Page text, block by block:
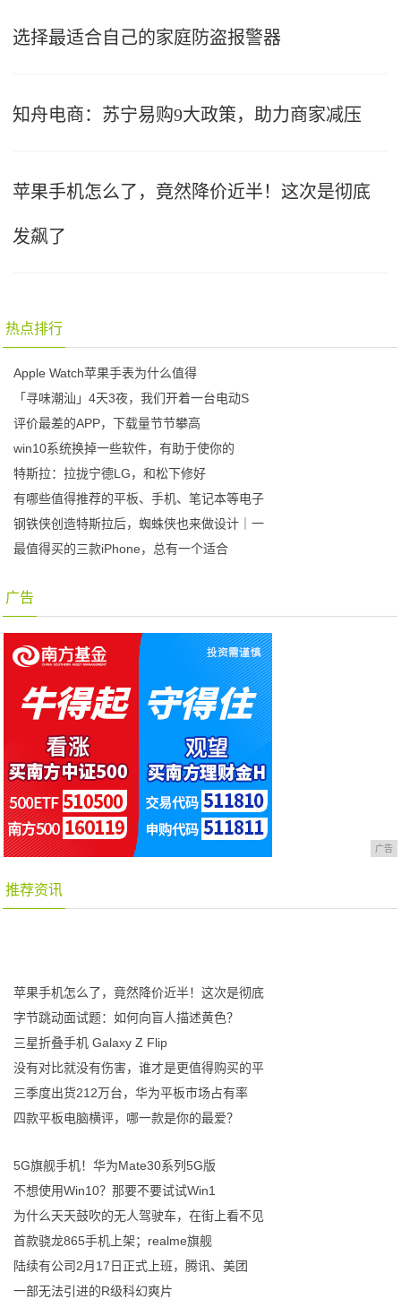
选择最适合自己的家庭防盗报警器
知舟电商：苏宁易购9大政策，助力商家减压
苹果手机怎么了，竟然降价近半！这次是彻底
发飙了
热点排行
Apple Watch苹果手表为什么值得
「寻味潮汕」4天3夜，我们开着一台电动S
评价最差的APP，下载量节节攀高
win10系统换掉一些软件，有助于使你的
特斯拉：拉拢宁德LG，和松下修好
有哪些值得推荐的平板、手机、笔记本等电子
钢铁侠创造特斯拉后，蜘蛛侠也来做设计｜一
最值得买的三款iPhone，总有一个适合
广告
广告
推荐资讯
苹果手机怎么了，竟然降价近半！这次是彻底
字节跳动面试题：如何向盲人描述黄色？
三星折叠手机 Galaxy Z Flip
没有对比就没有伤害，谁才是更值得购买的平
三季度出货212万台，华为平板市场占有率
四款平板电脑横评，哪一款是你的最爱？
5G旗舰手机！华为Mate30系列5G版
不想使用Win10？那要不要试试Win1
为什么天天鼓吹的无人驾驶车，在街上看不见
首款骁龙865手机上架；realme旗舰
陆续有公司2月17日正式上班，腾讯、美团
一部无法引进的R级科幻爽片